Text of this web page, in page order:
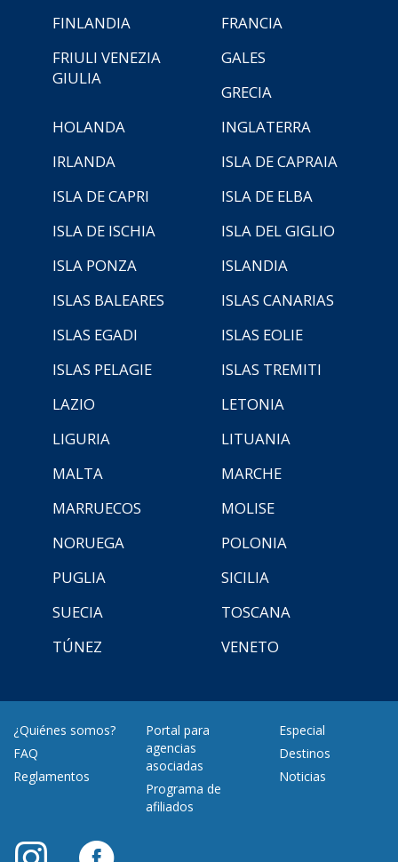
FINLANDIA
FRANCIA
FRIULI VENEZIA
GIULIA
GALES
GRECIA
HOLANDA
INGLATERRA
IRLANDA
ISLA DE CAPRAIA
ISLA DE CAPRI
ISLA DE ELBA
ISLA DE ISCHIA
ISLA DEL GIGLIO
ISLA PONZA
ISLANDIA
ISLAS BALEARES
ISLAS CANARIAS
ISLAS EGADI
ISLAS EOLIE
ISLAS PELAGIE
ISLAS TREMITI
LAZIO
LETONIA
LIGURIA
LITUANIA
MALTA
MARCHE
MARRUECOS
MOLISE
NORUEGA
POLONIA
PUGLIA
SICILIA
SUECIA
TOSCANA
TÚNEZ
VENETO
¿Quiénes somos?
FAQ
Reglamentos
Portal para
agencias
asociadas
Programa de
afiliados
Especial
Destinos
Noticias